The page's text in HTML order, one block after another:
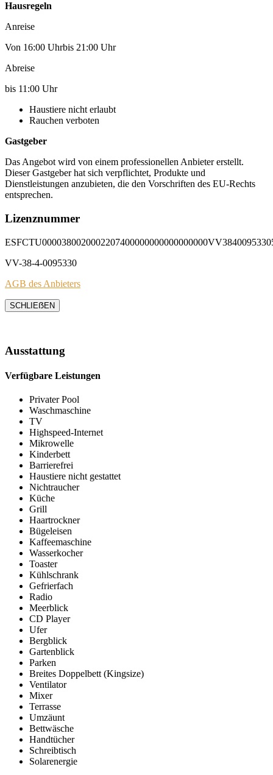
Hausregeln
Anreise
Von 16:00 Uhrbis 21:00 Uhr
Abreise
bis 11:00 Uhr
Haustiere nicht erlaubt
Rauchen verboten
Gastgeber
Das Angebot wird von einem professionellen Anbieter erstellt.
Dieser Gastgeber hat sich verpflichtet, Produkte und
Dienstleistungen anzubieten, die den Vorschriften des EU-Rechts
entsprechen.
Lizenznummer
VV-38-4-0095330
AGB des Anbieters
SCHLIEẞEN
Ausstattung
Verfügbare Leistungen
Privater Pool
Waschmaschine
TV
Highspeed-Internet
Mikrowelle
Kinderbett
Barrierefrei
Haustiere nicht gestattet
Nichtraucher
Küche
Grill
Haartrockner
Bügeleisen
Kaffeemaschine
Wasserkocher
Toaster
Kühlschrank
Gefrierfach
Radio
Meerblick
CD Player
Ufer
Bergblick
Gartenblick
Parken
Breites Doppelbett (Kingsize)
Ventilator
Mixer
Terrasse
Umzäunt
Bettwäsche
Handtücher
Schreibtisch
Solarenergie